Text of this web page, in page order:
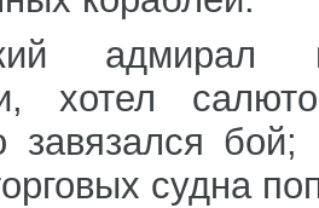
хотел
завязался
судна